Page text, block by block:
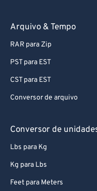
Arquivo & Tempo
RAR para Zip
PST para EST
CST para EST
Conversor de arquivo
Conversor de
Lbs para Kg
Kg para Lbs
Feet para Meters